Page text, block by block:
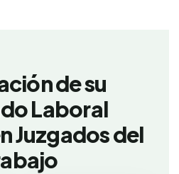
de su
Laboral
Juzgados del